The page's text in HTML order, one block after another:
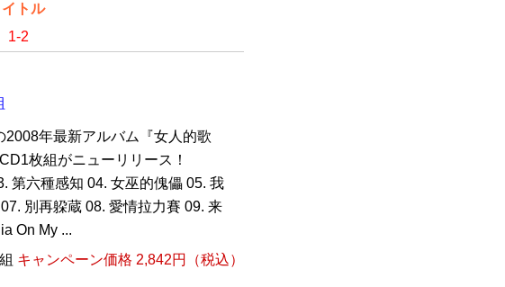
トル
1-2
年最新アルバム『女人的歌
枚組がニューリリース！
第六種感知 04. 女巫的傀儡 05. 我
別再躱蔵 08. 愛情拉力賽 09. 来
On My ...
キャンペーン価格 2,842円（税込）